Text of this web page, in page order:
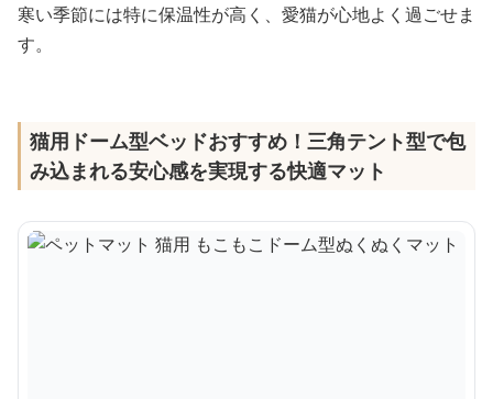
寒い季節には特に保温性が高く、愛猫が心地よく過ごせま
す。
猫用ドーム型ベッドおすすめ！三角テント型で包
み込まれる安心感を実現する快適マット